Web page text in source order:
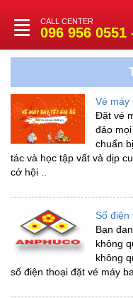
Toggle
navigation
CALL CENTER
096 956 0551
Vé máy
Đặt vé
đảo
chuẩn
tác và học tập vất vả dịp
cớ hội ..
Số điện
Bạn
không
không
số điện thoại đặt vé máy